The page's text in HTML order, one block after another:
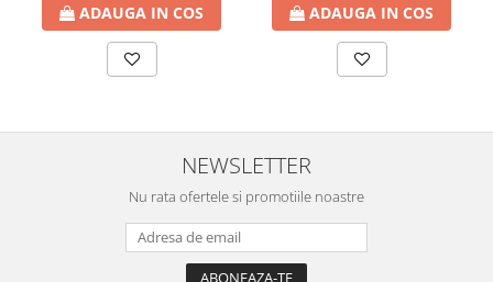
Accesorii baie
Clapete de actionare
Promotii pachete chiuveta +
CHIUVETE BUCATARIE
Chiuvete bucatarie din compozit
ADAUGA IN COS ADAUGA IN COS
NEWSLETTER
Nu rata ofertele si promotiile noastre